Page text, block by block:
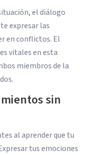
el diálogo
expresar las
en conflictos. El
vitales en esta
miembros de la
sin
al aprender que tu
tus emociones